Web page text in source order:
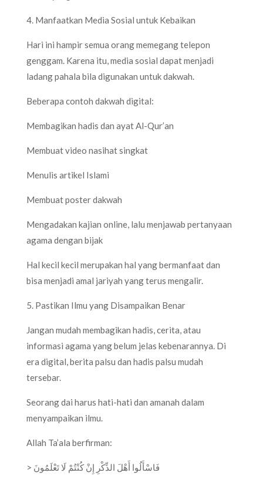
4. Manfaatkan Media Sosial untuk Kebaikan
Hari ini hampir semua orang memegang telepon
genggam. Karena itu, media sosial dapat menjadi
ladang pahala bila digunakan untuk dakwah.
Beberapa contoh dakwah digital:
Membagikan hadis dan ayat Al-Qur’an
Membuat video nasihat singkat
Menulis artikel Islami
Membuat poster dakwah
Mengadakan kajian online, lalu menjawab pertanyaan
agama dengan bijak
Hal kecil kecil merupakan hal yang bermanfaat dan
bisa menjadi amal jariyah yang terus mengalir.
5. Pastikan Ilmu yang Disampaikan Benar
Jangan mudah membagikan hadis, cerita, atau
informasi agama yang belum jelas kebenarannya. Di
era digital, berita palsu dan hadis palsu mudah
tersebar.
Seorang dai harus hati-hati dan amanah dalam
menyampaikan ilmu.
Allah Ta’ala berfirman:
> فَاسْأَلُوا أَهْلَ الذِّكْرِ إِنْ كُنْتُمْ لَا تَعْلَمُونَ